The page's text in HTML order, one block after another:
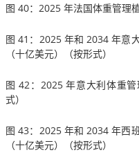
图 40：2025 年法国体重管理
图 41：2025 年和 2034 年意
（十亿美元）（按形式）
图 42：2025 年意大利体重
式）
图 43：2025 年和 2034 年西
（十亿美元）（按形式）